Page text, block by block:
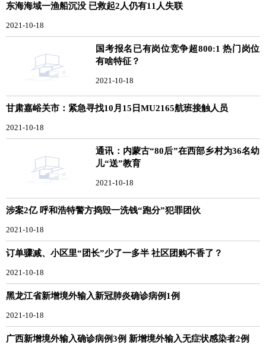
东海海域一渔船沉没 已救起2人仍有11人失联
2021-10-18
国考报名已有岗位竞争超800:1 热门岗位
有啥特征？
2021-10-18
甘肃嘉峪关市：紧急寻找10月15日MU2165航班接触人员
2021-10-18
通讯：内蒙古“80后”在西部乡村为36名幼
儿“送”教育
2021-10-18
涉案2亿 呼和浩特警方捣毁一洗钱“跑分”犯罪团伙
2021-10-18
订单骤减、小区里“团长”少了一多半 社区团购不香了？
2021-10-18
黑龙江省新增境外输入新冠肺炎确诊病例1例
2021-10-18
广西新增境外输入确诊病例3例 新增境外输入无症状感染者2例